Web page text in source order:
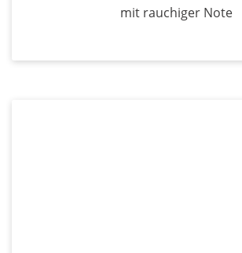
mit rauchiger Note